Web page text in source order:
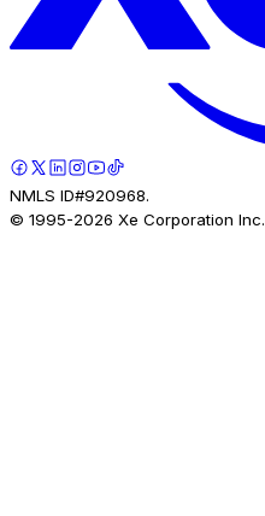
NMLS ID#920968.
© 1995-2026 Xe Corporation Inc.